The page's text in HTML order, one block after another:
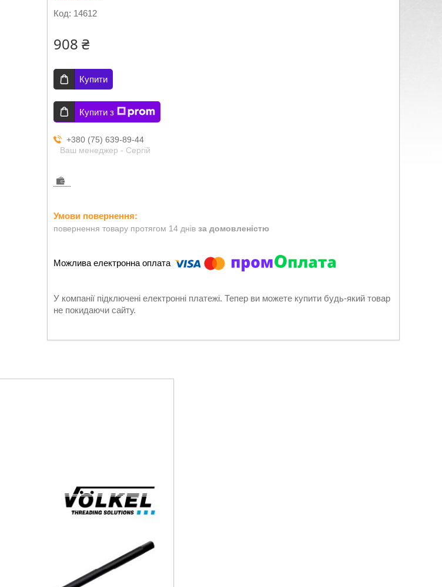
Код: 14612
908 ₴
Купити
Купити з
+380 (75) 639-89-44
Ваш менеджер - Сергій
повернення товару протягом 14 днів за домовленістю
У компанії підключені електронні платежі. Тепер ви можете купити будь-який товар
не покидаючи сайту.